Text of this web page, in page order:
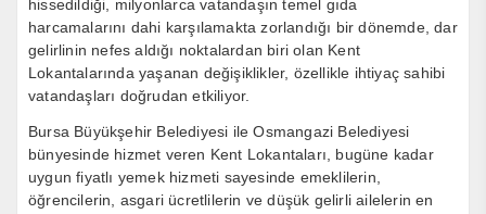
hissedildiği, milyonlarca vatandaşın temel gıda
harcamalarını dahi karşılamakta zorlandığı bir dönemde, dar
gelirlinin nefes aldığı noktalardan biri olan Kent
Lokantalarında yaşanan değişiklikler, özellikle ihtiyaç sahibi
vatandaşları doğrudan etkiliyor.
Bursa Büyükşehir Belediyesi ile Osmangazi Belediyesi
bünyesinde hizmet veren Kent Lokantaları, bugüne kadar
uygun fiyatlı yemek hizmeti sayesinde emeklilerin,
öğrencilerin, asgari ücretlilerin ve düşük gelirli ailelerin en